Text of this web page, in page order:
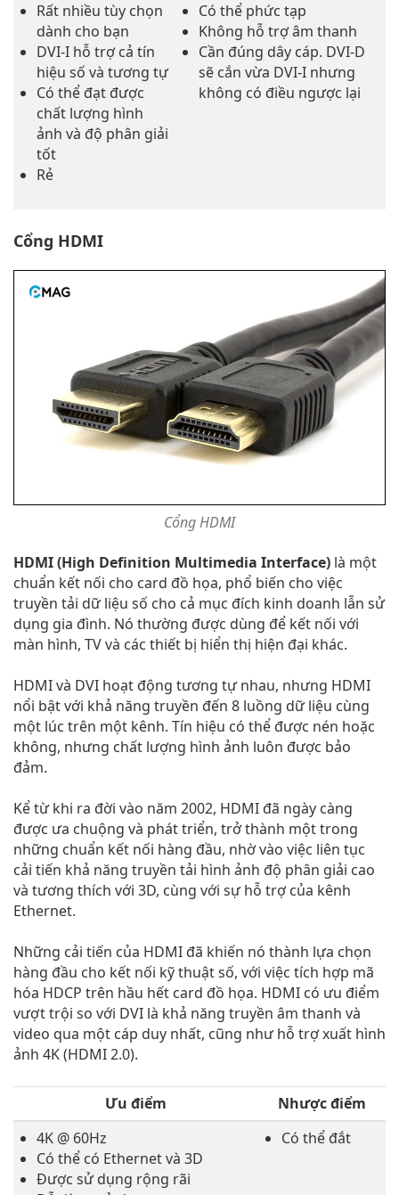
Rất nhiều tùy chọn
dành cho bạn
DVI-I hỗ trợ cả tín
hiệu số và tương tự
Có thể đạt được
chất lượng hình
ảnh và độ phân giải
tốt
Rẻ
Có thể phức tạp
Không hỗ trợ âm thanh
Cần đúng dây cáp. DVI-D
sẽ cắn vừa DVI-I nhưng
không có điều ngược lại
Cổng HDMI
Cổng HDMI
HDMI (High Definition Multimedia Interface) là một
chuẩn kết nối cho card đồ họa, phổ biến cho việc
truyền tải dữ liệu số cho cả mục đích kinh doanh lẫn sử
dụng gia đình. Nó thường được dùng để kết nối với
màn hình, TV và các thiết bị hiển thị hiện đại khác.
HDMI và DVI hoạt động tương tự nhau, nhưng HDMI
nổi bật với khả năng truyền đến 8 luồng dữ liệu cùng
một lúc trên một kênh. Tín hiệu có thể được nén hoặc
không, nhưng chất lượng hình ảnh luôn được bảo
đảm.
Kể từ khi ra đời vào năm 2002, HDMI đã ngày càng
được ưa chuộng và phát triển, trở thành một trong
những chuẩn kết nối hàng đầu, nhờ vào việc liên tục
cải tiến khả năng truyền tải hình ảnh độ phân giải cao
và tương thích với 3D, cùng với sự hỗ trợ của kênh
Ethernet.
Những cải tiến của HDMI đã khiến nó thành lựa chọn
hàng đầu cho kết nối kỹ thuật số, với việc tích hợp mã
hóa HDCP trên hầu hết card đồ họa. HDMI có ưu điểm
vượt trội so với DVI là khả năng truyền âm thanh và
video qua một cáp duy nhất, cũng như hỗ trợ xuất hình
ảnh 4K (HDMI 2.0).
Ưu điểm
Nhược điểm
4K @ 60Hz
Có thể có Ethernet và 3D
Được sử dụng rộng rãi
Có thể đắt